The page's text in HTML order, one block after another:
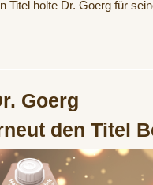
Titel holte Dr. Goerg für
Goerg
den Titel